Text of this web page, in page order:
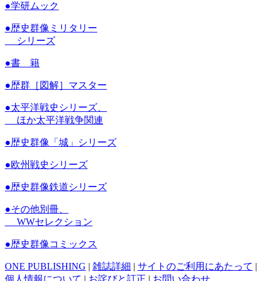
●学研ムック
●歴史群像ミリタリー
シリーズ
●書 籍
●歴群［図解］マスター
●太平洋戦史シリーズ、
ほか太平洋戦争関連
●歴史群像「城」シリーズ
●欧州戦史シリーズ
●歴史群像鉄道シリーズ
●その他別冊、
WWセレクション
●歴史群像コミックス
ONE PUBLISHING | 雑誌詳細 | サイトのご利用にあたって |